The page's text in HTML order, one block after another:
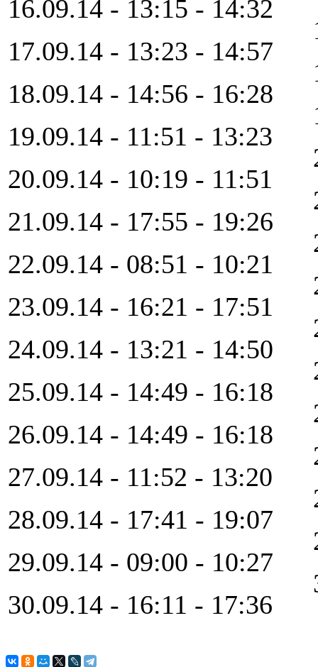
16.09.14 - 13:15 - 14:32
17.09.14 - 13:23 - 14:57
18.09.14 - 14:56 - 16:28
19.09.14 - 11:51 - 13:23
20.09.14 - 10:19 - 11:51
21.09.14 - 17:55 - 19:26
22.09.14 - 08:51 - 10:21
23.09.14 - 16:21 - 17:51
24.09.14 - 13:21 - 14:50
25.09.14 - 14:49 - 16:18
26.09.14 - 14:49 - 16:18
27.09.14 - 11:52 - 13:20
28.09.14 - 17:41 - 19:07
29.09.14 - 09:00 - 10:27
30.09.14 - 16:11 - 17:36